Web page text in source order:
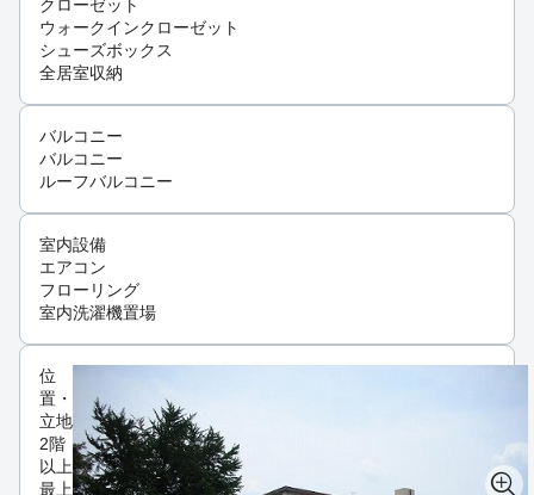
クローゼット
ウォークインクローゼット
シューズボックス
全居室収納
バルコニー
バルコニー
ルーフバルコニー
室内設備
エアコン
フローリング
室内洗濯機置場
位
置・
立地
2階
以上
最上